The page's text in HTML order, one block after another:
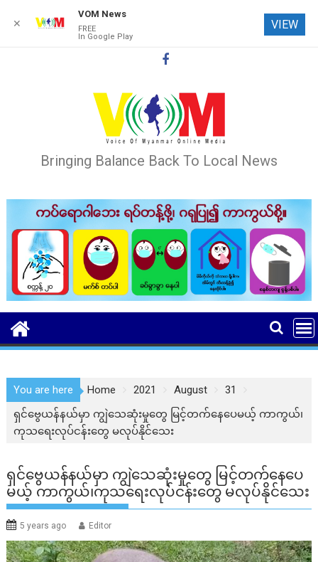
Bringing Balance Back To Local News
You are here Home 2021 August
31
ရှင်ဗွေယန်နယ်မှာ ကျွဲသေဆုံးမှုတွေ မြင့်တက်နေပေမယ့် ကာကွယ်၊
ကုသရေးလုပ်ငန်းတွေ မလုပ်နိုင်သေး
ရှင်ဗွေယန်နယ်မှာ ကျွဲသေဆုံးမှုတွေ မြင့်တက်နေပေ
မယ့် ကာကွယ်၊ကုသရေးလုပ်ငန်းတွေ မလုပ်နိုင်သေး
5 years ago Editor
✕
VOM News
FREE
In Google Play
VIEW